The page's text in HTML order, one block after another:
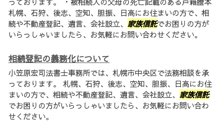
札幌、石狩、後志、空知、胆振、日高にお住まいの方で、相
続や不動産登記、遺言、会社設立、 家族信託でお困りの方が
いらっしゃいましたら、お気軽にお問い合わせください。
相続登記の義務化について
小笠原宏司法書士事務所では、札幌市中央区で法務相談を承
っております。 札幌、石狩、後志、空知、胆振、日高にお住
まいの方で、相続や不動産登記、遺言、会社設立、 家族信託
でお困りの方がいらっしゃいましたら、お気軽にお問い合わ
せください。